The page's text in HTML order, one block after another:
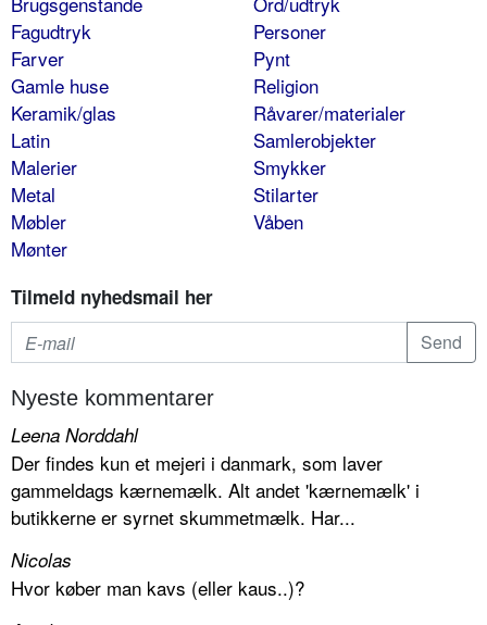
Fagudtryk
Farver
Gamle huse
Keramik/glas
Latin
Malerier
Metal
Møbler
Mønter
Personer
Pynt
Religion
Råvarer/materialer
Samlerobjekter
Smykker
Stilarter
Våben
Tilmeld nyhedsmail her
Nyeste kommentarer
Leena Norddahl
Der findes kun et mejeri i danmark, som laver
gammeldags kærnemælk. Alt andet 'kærnemælk' i
butikkerne er syrnet skummetmælk. Har...
Nicolas
Hvor køber man kavs (eller kaus..)?